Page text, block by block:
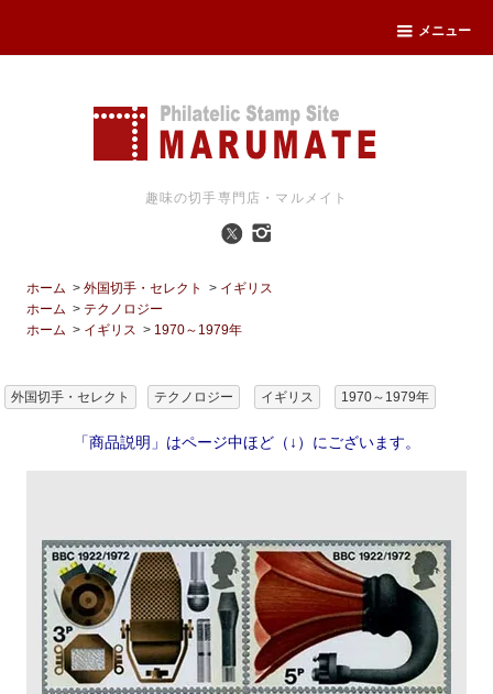
メニュー
趣味の切手専門店・マルメイト
ホーム >外国切手・セレクト > イギリス
ホーム >テクノロジー
ホーム > イギリス > 1970～1979年
外国切手・セレクト テクノロジー イギリス 1970～1979年
「商品説明」はページ中ほど（↓）にございます。